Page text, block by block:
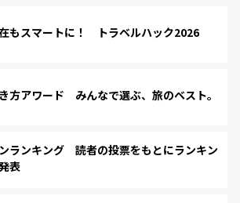
もスマートに！ トラベルハック2026
方アワード みんなで選ぶ、旅のベスト。
ランキング 読者の投票をもとにランキン
表